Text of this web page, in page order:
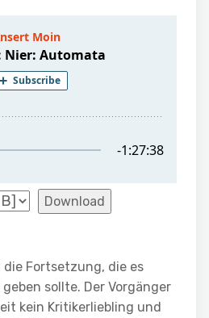
Download
die Fortsetzung, die es
sollte. Der Vorgänger
kein Kritikerliebling und